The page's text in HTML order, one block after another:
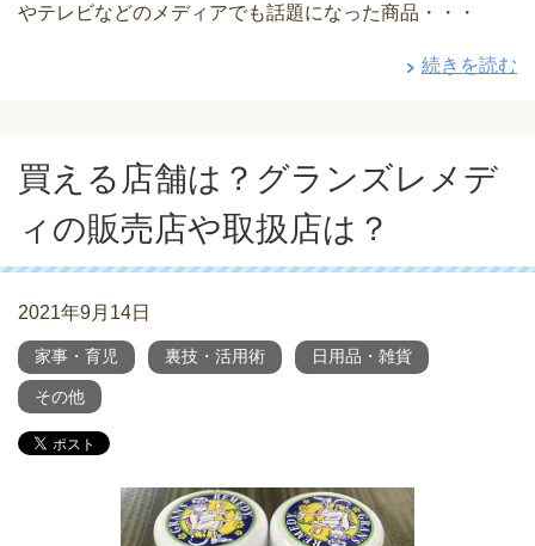
やテレビなどのメディアでも話題になった商品・・・
続きを読む
買える店舗は？グランズレメデ
ィの販売店や取扱店は？
2021年9月14日
家事・育児 裏技・活用術 日用品・雑貨
その他